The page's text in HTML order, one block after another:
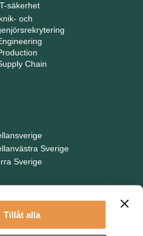
Tillåt alla
säkerhet
och
Chain
Sverige
Sverige